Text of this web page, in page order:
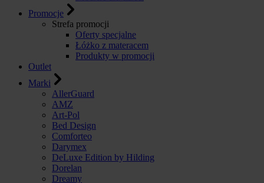
Promocje
Strefa promocji
Oferty specjalne
Łóżko z materacem
Produkty w promocji
Outlet
Marki
AllerGuard
AMZ
Art-Pol
Bed Design
Comforteo
Darymex
DeLuxe Edition by Hilding
Dorelan
Dreamy